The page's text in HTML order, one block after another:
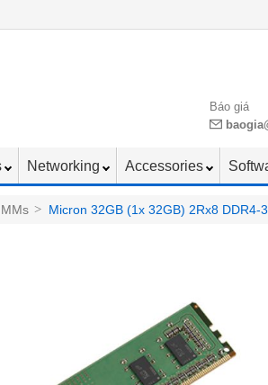
Báo giá
Networking Accessories
> Micron 32GB (1x 32GB) 2Rx8